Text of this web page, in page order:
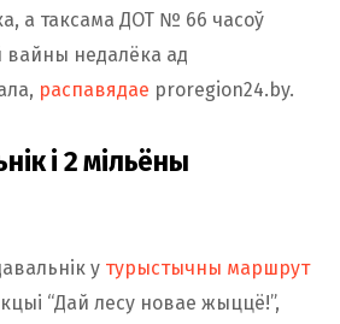
а таксама ДОТ № 66 часоў
вайны недалёка ад
распавядае proregion24.by.
і 2 мільёны
у турыстычны маршрут
“Дай лесу новае жыццё!”,